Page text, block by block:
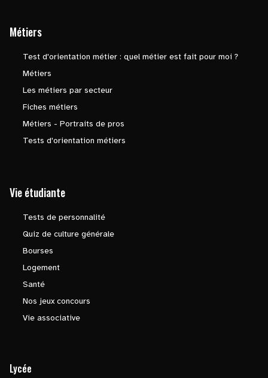
Métiers
Test d'orientation métier : quel métier est fait pour moi ?
Métiers
Les métiers par secteur
Fiches métiers
Métiers - Portraits de pros
Tests d'orientation métiers
Vie étudiante
Tests de personnalité
Quiz de culture générale
Bourses
Logement
Santé
Nos jeux concours
Vie associative
Lycée